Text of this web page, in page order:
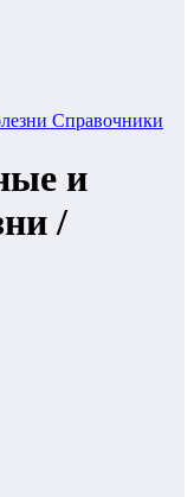
Справочники
и
/